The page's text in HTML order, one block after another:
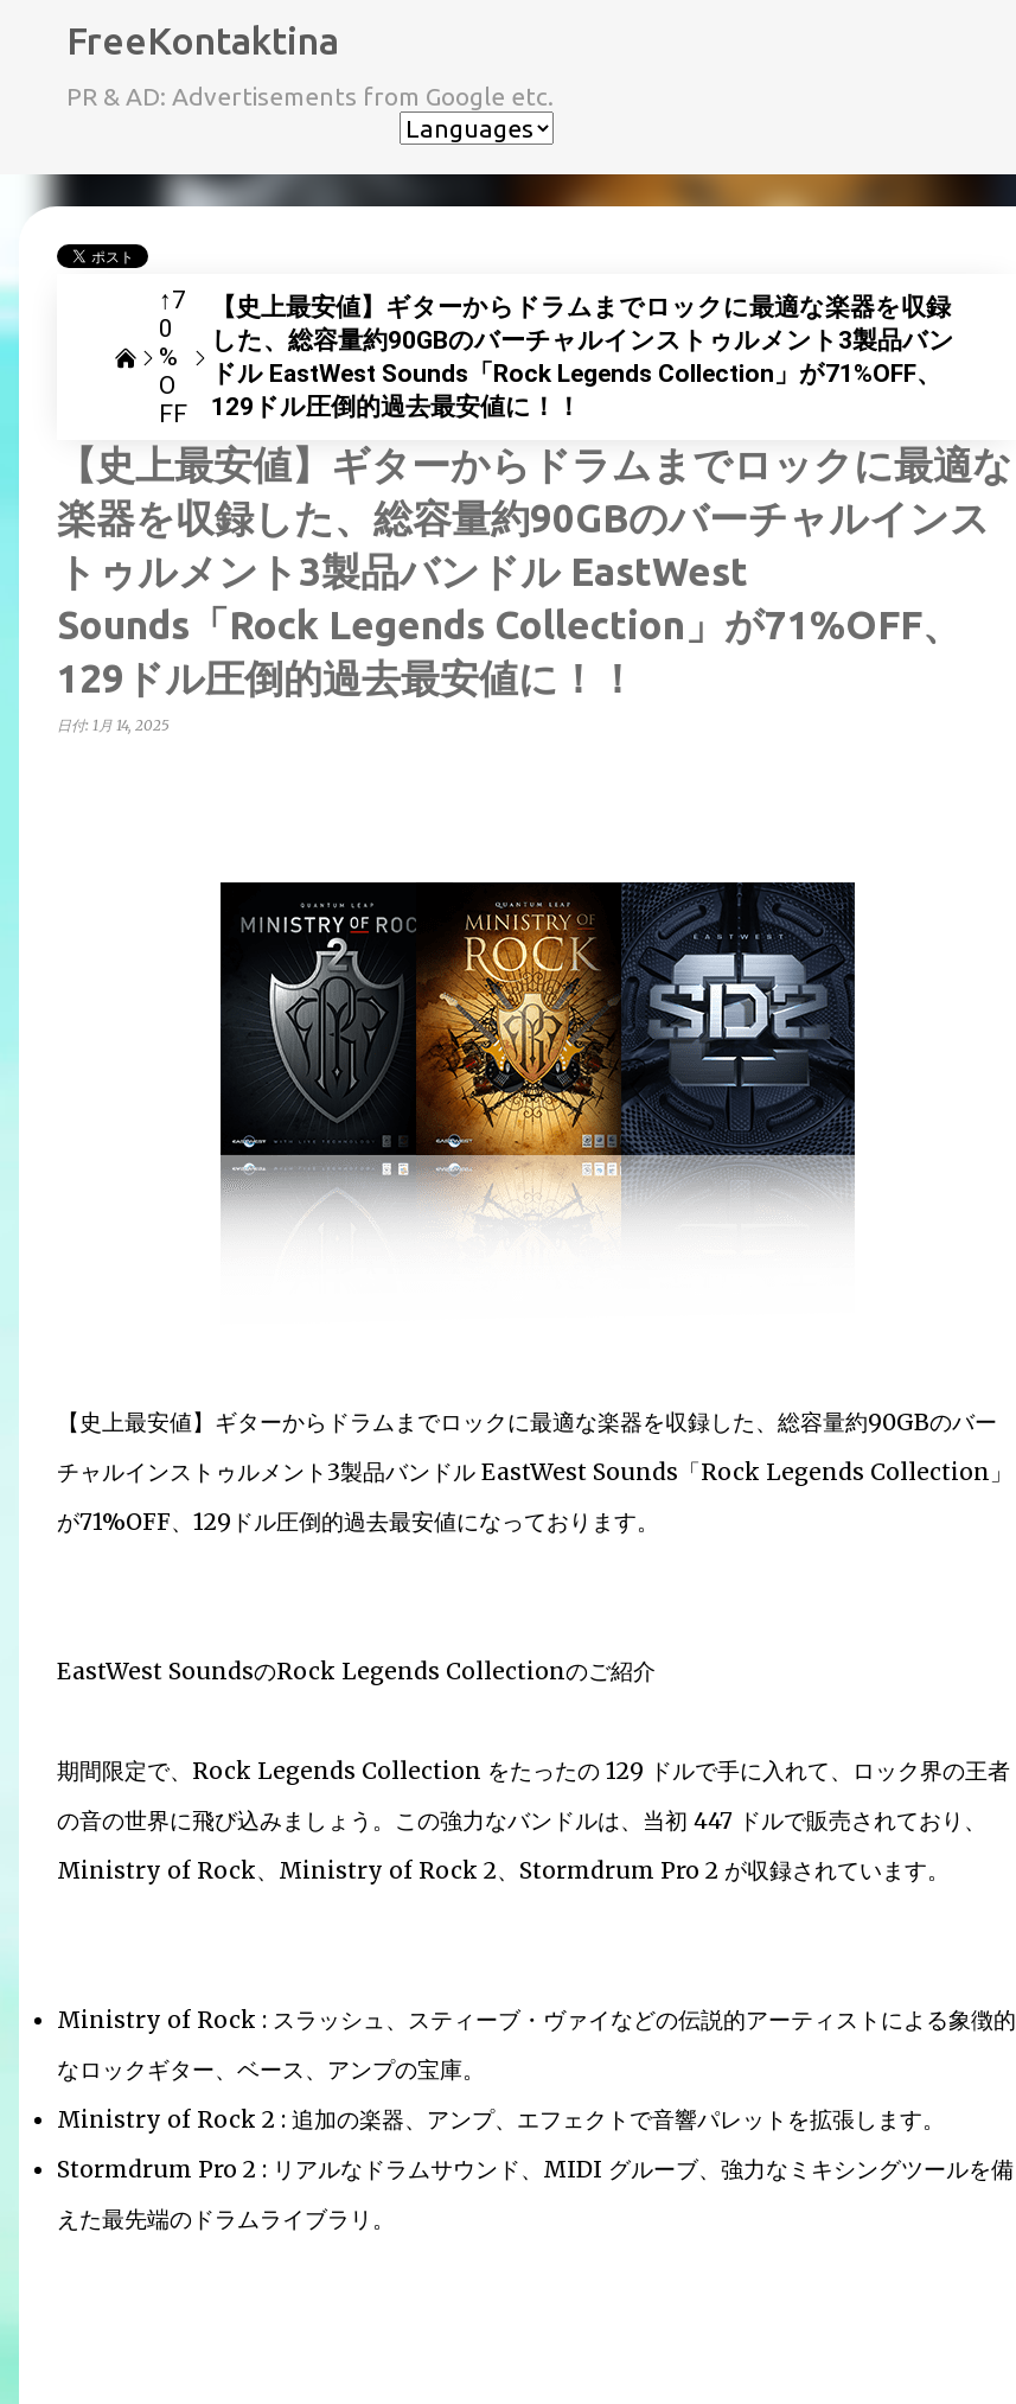
FreeKontaktina
PR & AD: Advertisements from Google etc.
↑7
0
%
O
FF
【史上最安値】ギターからドラムまでロックに最適な楽器を収録
した、総容量約90GBのバーチャルインストゥルメント3製品バン
ドル EastWest Sounds「Rock Legends Collection」が71%OFF、
129ドル圧倒的過去最安値に！！
【史上最安値】ギターからドラムまでロックに最適な
楽器を収録した、総容量約90GBのバーチャルインス
トゥルメント3製品バンドル EastWest
Sounds「Rock Legends Collection」が71%OFF、
129ドル圧倒的過去最安値に！！
日付: 1月 14, 2025
【史上最安値】ギターからドラムまでロックに最適な楽器を収録した、総容量約90GBのバー
チャルインストゥルメント3製品バンドル EastWest Sounds「Rock Legends Collection」
が71%OFF、129ドル圧倒的過去最安値になっております。
EastWest SoundsのRock Legends Collectionのご紹介
期間限定で、Rock Legends Collection をたったの 129 ドルで手に入れて、ロック界の王者
の音の世界に飛び込みましょう。この強力なバンドルは、当初 447 ドルで販売されており、
Ministry of Rock、Ministry of Rock 2、Stormdrum Pro 2 が収録されています。
Ministry of Rock : スラッシュ、スティーブ・ヴァイなどの伝説的アーティストによる象徴的
なロックギター、ベース、アンプの宝庫。
Ministry of Rock 2 : 追加の楽器、アンプ、エフェクトで音響パレットを拡張します。
Stormdrum Pro 2 : リアルなドラムサウンド、MIDI グルーブ、強力なミキシングツールを備
えた最先端のドラムライブラリ。